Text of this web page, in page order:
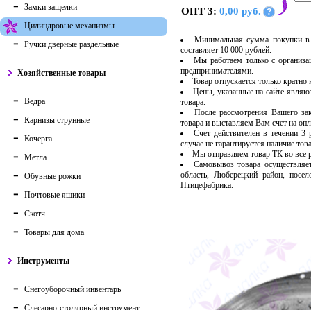
Замки защелки
Цилиндровые механизмы
Ручки дверные раздельные
Хозяйственные товары
Ведра
Карнизы струнные
Кочерга
Метла
Обувные рожки
Почтовые ящики
Скотч
Товары для дома
Инструменты
Снегоуборочный инвентарь
Слесарно-столярный инструмент
ОПТ 3: 0,00 руб. ?
Минимальная сумма покупки в
составляет 10 000 рублей.
Мы работаем только с
предпринимателями.
Товар отпускается только
Цены, указанные на сайте
товара.
После рассмотрения Вашего
товара и выставляем Вам счет на
Счет действителен в течении
случае не гарантируется наличие
Мы отправляем товар ТК во
Самовывоз товара
область, Люберецкий район,
Птицефабрика.